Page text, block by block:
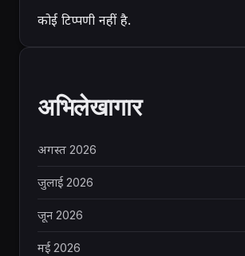
कोई टिप्पणी नहीं है.
अभिलेखागार
अगस्त 2026
जुलाई 2026
जून 2026
मई 2026